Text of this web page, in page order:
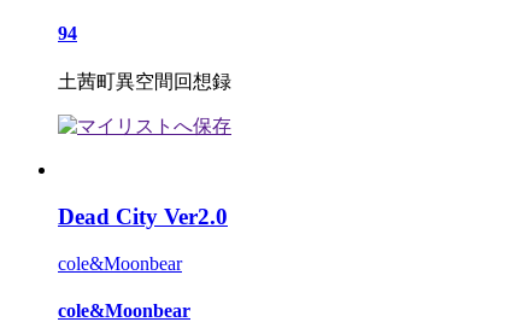
94
土茜町異空間回想録
Dead City Ver2.0
cole&Moonbear
cole&Moonbear